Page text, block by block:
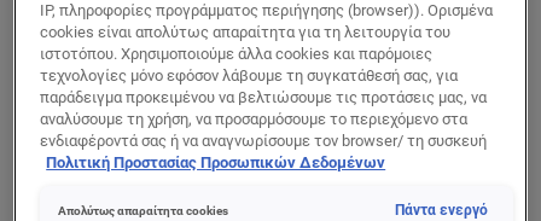
Power Age
Ενυδατικό Τζελ
Καθαρισμού
Προσώπου
Power Age
Ανδρική
Αντιγηραντική
Κρέμα Προσώπου
για Ενυδάτωση
IP, πληροφορίες προγράμματος περιήγησης (browser)). Ορισμένα
cookies είναι απολύτως απαραίτητα για τη λειτουργία του
ιστοτόπου. Χρησιμοποιούμε άλλα cookies και παρόμοιες
τεχνολογίες μόνο εφόσον λάβουμε τη συγκατάθεσή σας, για
παράδειγμα προκειμένου να βελτιώσουμε τις προτάσεις μας, να
αναλύσουμε τη χρήση, να προσαρμόσουμε το περιεχόμενο στα
ενδιαφέροντά σας ή να αναγνωρίσουμε τον browser/ τη συσκευή
σας για τη δημιουργία προφίλ με τα ενδιαφέροντά σας και να σας
διαδικτυακές προτάσεις. Μπορείτε να αποδεχθείτε cookies τα
Πολιτική Προστασίας Προσωπικών Δεδομένων
Απολύτως απαραίτητα cookies Πάντα ενεργό